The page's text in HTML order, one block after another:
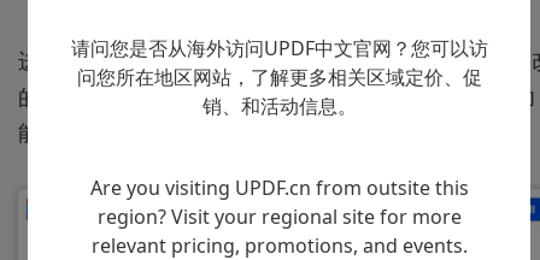
请问您是否从海外访问UPDF中文官网？您可以访
问您所在地区网站，了解更多相关区域定价、促
销、和活动信息。
Are you visiting UPDF.cn from outsite this
region? Visit your regional site for more
relevant pricing, promotions, and events.
进入编辑平台后，找到“上传文件”按钮，并将你需要修
的PDF文件上传到平台。大多数在线工具都支持拖放功
能，方便用户快速上传文件。